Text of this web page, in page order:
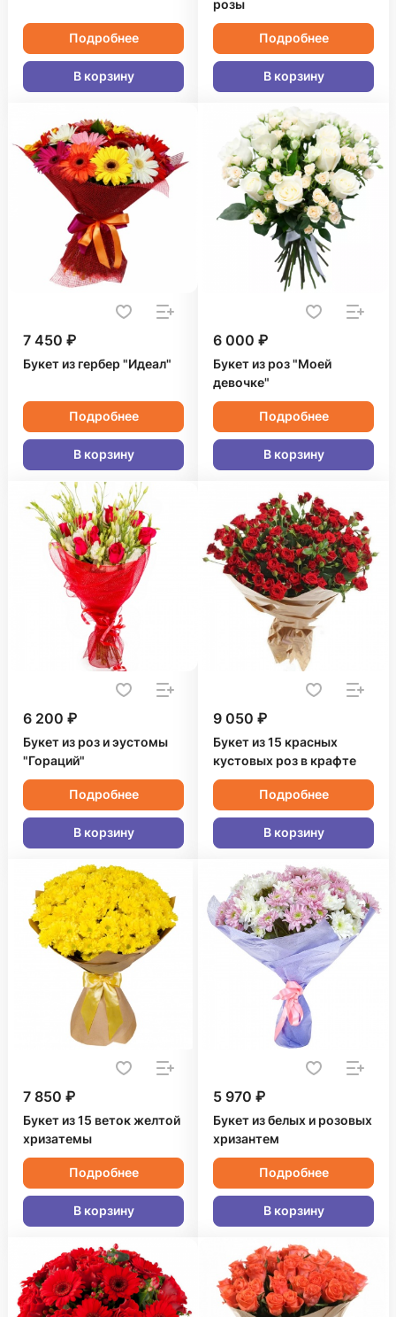
Подробнее
В корзину
розы
Подробнее
В корзину
7 450 ₽
Букет из гербер "Идеал"
Подробнее
В корзину
6 000 ₽
Букет из роз "Моей
девочке"
Подробнее
В корзину
6 200 ₽
Букет из роз и эустомы
"Гораций"
Подробнее
В корзину
9 050 ₽
Букет из 15 красных
кустовых роз в крафте
Подробнее
В корзину
7 850 ₽
Букет из 15 веток желтой
хризатемы
Подробнее
В корзину
5 970 ₽
Букет из белых и розовых
хризантем
Подробнее
В корзину